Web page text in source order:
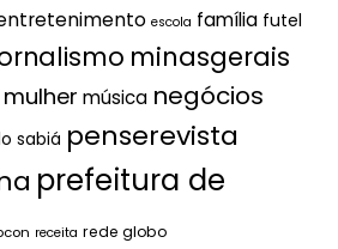
escola família futel
minasgerais
mulher música negócios
sabiá penserevista
prefeitura de
receita rede globo